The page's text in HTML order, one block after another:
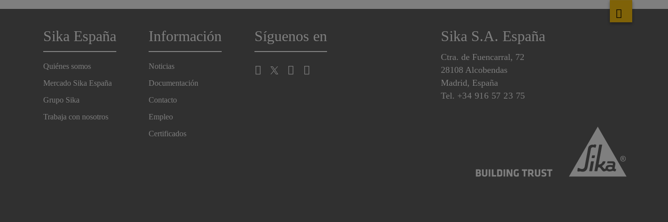
Sika España
Quiénes somos
Mercado Sika España
Grupo Sika
Trabaja con nosotros
Información
Noticias
Documentación
Contacto
Empleo
Certificados
Síguenos en Sika S.A. España
Ctra. de Fuencarral, 72
28108 Alcobendas
Madrid, España
Tel. +34 916 57 23 75